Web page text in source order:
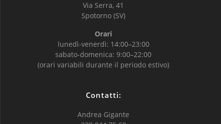
Via Serra, 41
Spotorno (SV)
Orari
lunedì-venerdì: 14:00–23:00
sabato-domenica: 9:00–22:00
(orari variabili durante il periodo estivo)
Contatti:
Andrea Gigante